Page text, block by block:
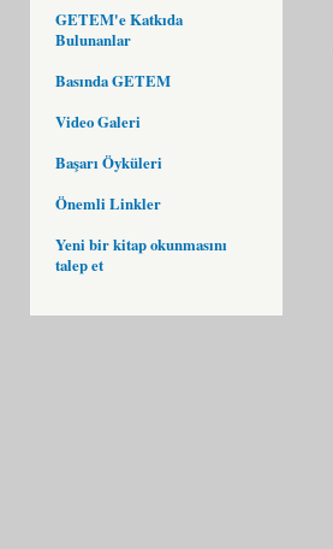
GETEM'e Katkıda
Bulunanlar
Basında GETEM
Video Galeri
Başarı Öyküleri
Önemli Linkler
Yeni bir kitap okunmasını
talep et